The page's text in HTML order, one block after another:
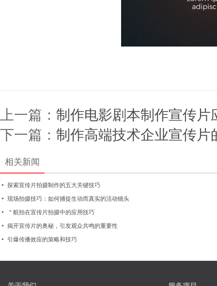
上一篇： 制作电影剧本制作宣传片
下一篇： 制作高端技术企业宣传片
相关新闻
探索宣传片拍摄制作的五大关键技巧
现场拍摄技巧：如何捕捉生动而真实的活动镜头
＂航拍在宣传片拍摄中的应用技巧
揭开宣传片的奥秘，引发观众共鸣的重要性
引爆传播效应的策略和技巧